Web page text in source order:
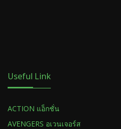
Useful Link
ACTION แอ็กชั่น
AVENGERS อเวนเจอร์ส